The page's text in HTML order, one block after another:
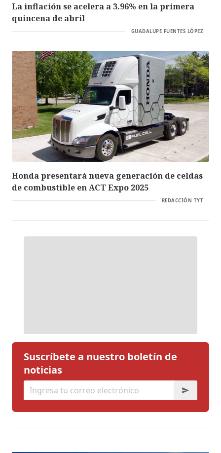
La inflación se acelera a 3.96% en la primera
quincena de abril
GUADALUPE FUENTES LÓPEZ
Honda presentará nueva generación de celdas
de combustible en ACT Expo 2025
REDACCIÓN TYT
Suscríbete a nuestro boletín de
noticias